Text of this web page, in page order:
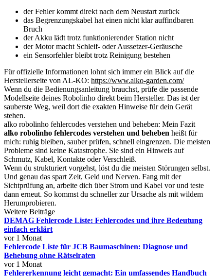
der Fehler kommt direkt nach dem Neustart zurück
das Begrenzungskabel hat einen nicht klar auffindbaren
Bruch
der Akku lädt trotz funktionierender Station nicht
der Motor macht Schleif- oder Aussetzer-Geräusche
ein Sensorfehler bleibt trotz Reinigung bestehen
Für offizielle Informationen lohnt sich immer ein Blick auf die
Herstellerseite von AL-KO: https://www.alko-garden.com/
Wenn du die Bedienungsanleitung brauchst, prüfe die passende
Modellseite deines Robolinho direkt beim Hersteller. Das ist der
sauberste Weg, weil dort die exakten Hinweise für dein Gerät
stehen.
alko robolinho fehlercodes verstehen und beheben: Mein Fazit
alko robolinho fehlercodes verstehen und beheben heißt für
mich: ruhig bleiben, sauber prüfen, schnell eingrenzen. Die meisten
Probleme sind keine Katastrophe. Sie sind ein Hinweis auf
Schmutz, Kabel, Kontakte oder Verschleiß.
Wenn du strukturiert vorgehst, löst du die meisten Störungen selbst.
Und genau das spart Zeit, Geld und Nerven. Fang mit der
Sichtprüfung an, arbeite dich über Strom und Kabel vor und teste
dann erneut. So kommst du schneller zur Ursache als mit wildem
Herumprobieren.
Weitere Beiträge
DEMAG Fehlercode Liste: Fehlercodes und ihre Bedeutung
einfach erklärt
vor 1 Monat
Fehlercode Liste für JCB Baumaschinen: Diagnose und
Behebung ohne Rätselraten
vor 1 Monat
Fehlererkennung leicht gemacht: Ein umfassendes Handbuch